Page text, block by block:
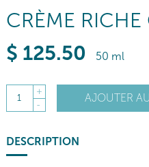
CRÈME
$ 125.50 50 ml
1
+
-
AJOUTER
DESCRIPTION